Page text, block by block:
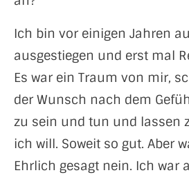
Ich bin vor einigen Jahren
ausgestiegen und erst mal
Es war ein Traum von mir,
der Wunsch nach dem
zu sein und tun und lassen
ich will. Soweit so gut. Aber
Ehrlich gesagt nein. Ich war